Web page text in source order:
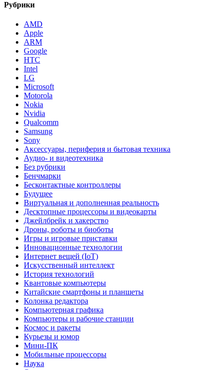
Рубрики
AMD
Apple
ARM
Google
HTC
Intel
LG
Microsoft
Motorola
Nokia
Nvidia
Qualcomm
Samsung
Sony
Аксессуары, периферия и бытовая техника
Аудио- и видеотехника
Без рубрики
Бенчмарки
Бесконтактные контроллеры
Будущее
Виртуальная и дополненная реальность
Десктопные процессоры и видеокарты
Джейлбрейк и хакерство
Дроны, роботы и биоботы
Игры и игровые приставки
Инновационные технологии
Интернет вещей (IoT)
Искусственный интеллект
История технологий
Квантовые компьютеры
Китайские смартфоны и планшеты
Колонка редактора
Компьютерная графика
Компьютеры и рабочие станции
Космос и ракеты
Курьезы и юмор
Мини-ПК
Мобильные процессоры
Наука